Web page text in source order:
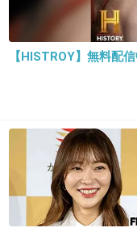
オタが必死過ぎ
AKBヲタが191万円分
girlschannel.net
2013/05/28(火) 16:00:14
指原調子に乗る
【HISTROY】無料配